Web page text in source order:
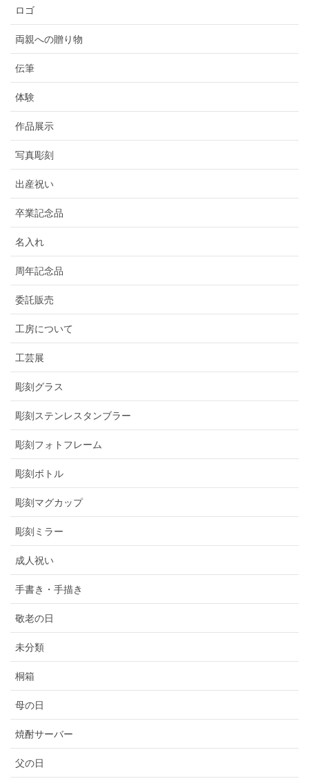
ロゴ
両親への贈り物
伝筆
体験
作品展示
写真彫刻
出産祝い
卒業記念品
名入れ
周年記念品
委託販売
工房について
工芸展
彫刻グラス
彫刻ステンレスタンブラー
彫刻フォトフレーム
彫刻ボトル
彫刻マグカップ
彫刻ミラー
成人祝い
手書き・手描き
敬老の日
未分類
桐箱
母の日
焼酎サーバー
父の日